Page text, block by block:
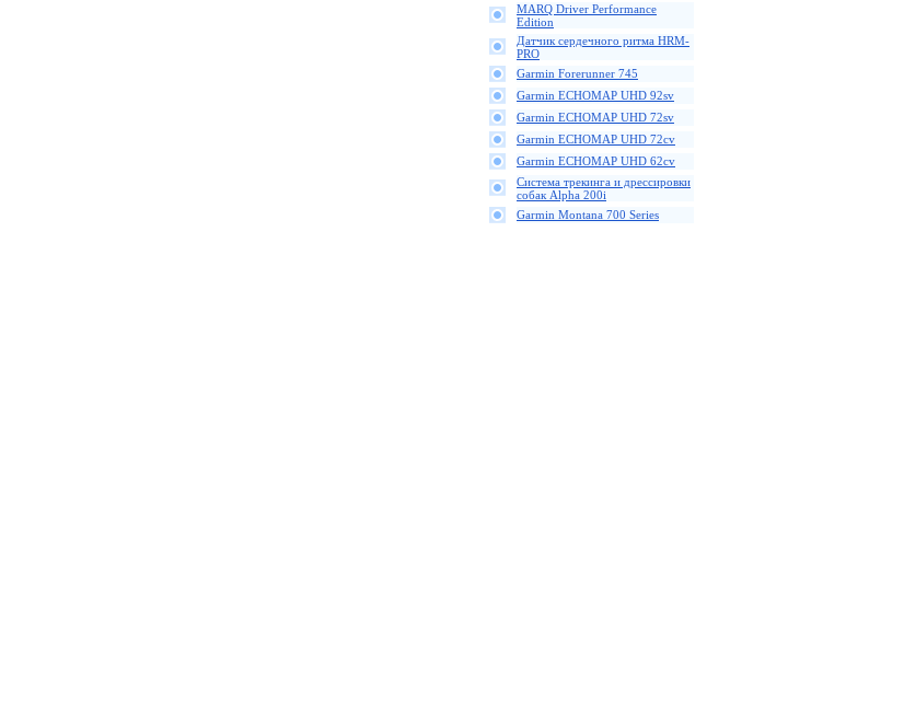
MARQ Driver Performance
Edition
Датчик сердечного ритма HRM-
PRO
Garmin Forerunner 745
Garmin ECHOMAP UHD 92sv
Garmin ECHOMAP UHD 72sv
Garmin ECHOMAP UHD 72cv
Garmin ECHOMAP UHD 62cv
Cистема трекинга и дрессировки
собак Alpha 200i
Garmin Montana 700 Series